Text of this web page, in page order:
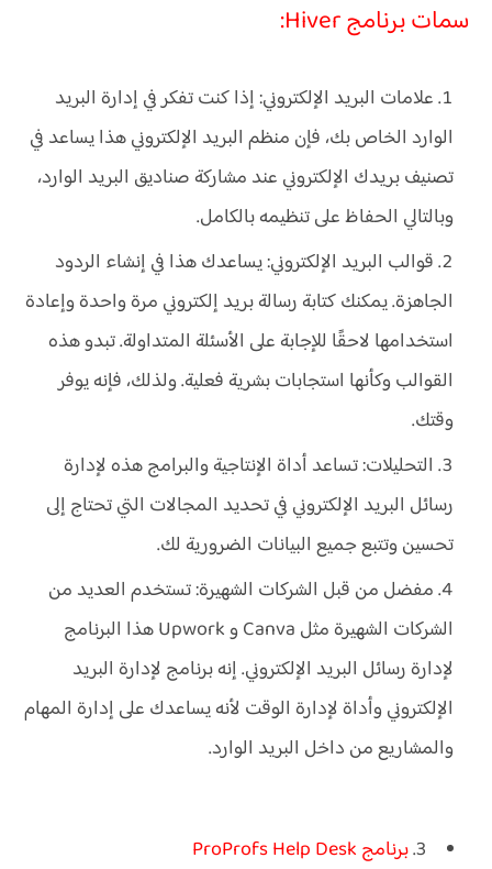
سمات برنامج Hiver:
علامات البريد الإلكتروني: إذا كنت تفكر في إدارة البريد
الوارد الخاص بك، فإن منظم البريد الإلكتروني هذا يساعد في
تصنيف بريدك الإلكتروني عند مشاركة صناديق البريد الوارد،
وبالتالي الحفاظ على تنظيمه بالكامل.
قوالب البريد الإلكتروني: يساعدك هذا في إنشاء الردود
الجاهزة. يمكنك كتابة رسالة بريد إلكتروني مرة واحدة وإعادة
استخدامها لاحقًا للإجابة على الأسئلة المتداولة. تبدو هذه
القوالب وكأنها استجابات بشرية فعلية. ولذلك، فإنه يوفر
وقتك.
التحليلات: تساعد أداة الإنتاجية والبرامج هذه لإدارة
رسائل البريد الإلكتروني في تحديد المجالات التي تحتاج إلى
تحسين وتتبع جميع البيانات الضرورية لك.
مفضل من قبل الشركات الشهيرة: تستخدم العديد من
الشركات الشهيرة مثل Canva و Upwork هذا البرنامج
لإدارة رسائل البريد الإلكتروني. إنه برنامج لإدارة البريد
الإلكتروني وأداة لإدارة الوقت لأنه يساعدك على إدارة المهام
والمشاريع من داخل البريد الوارد.
3. برنامج ProProfs Help Desk